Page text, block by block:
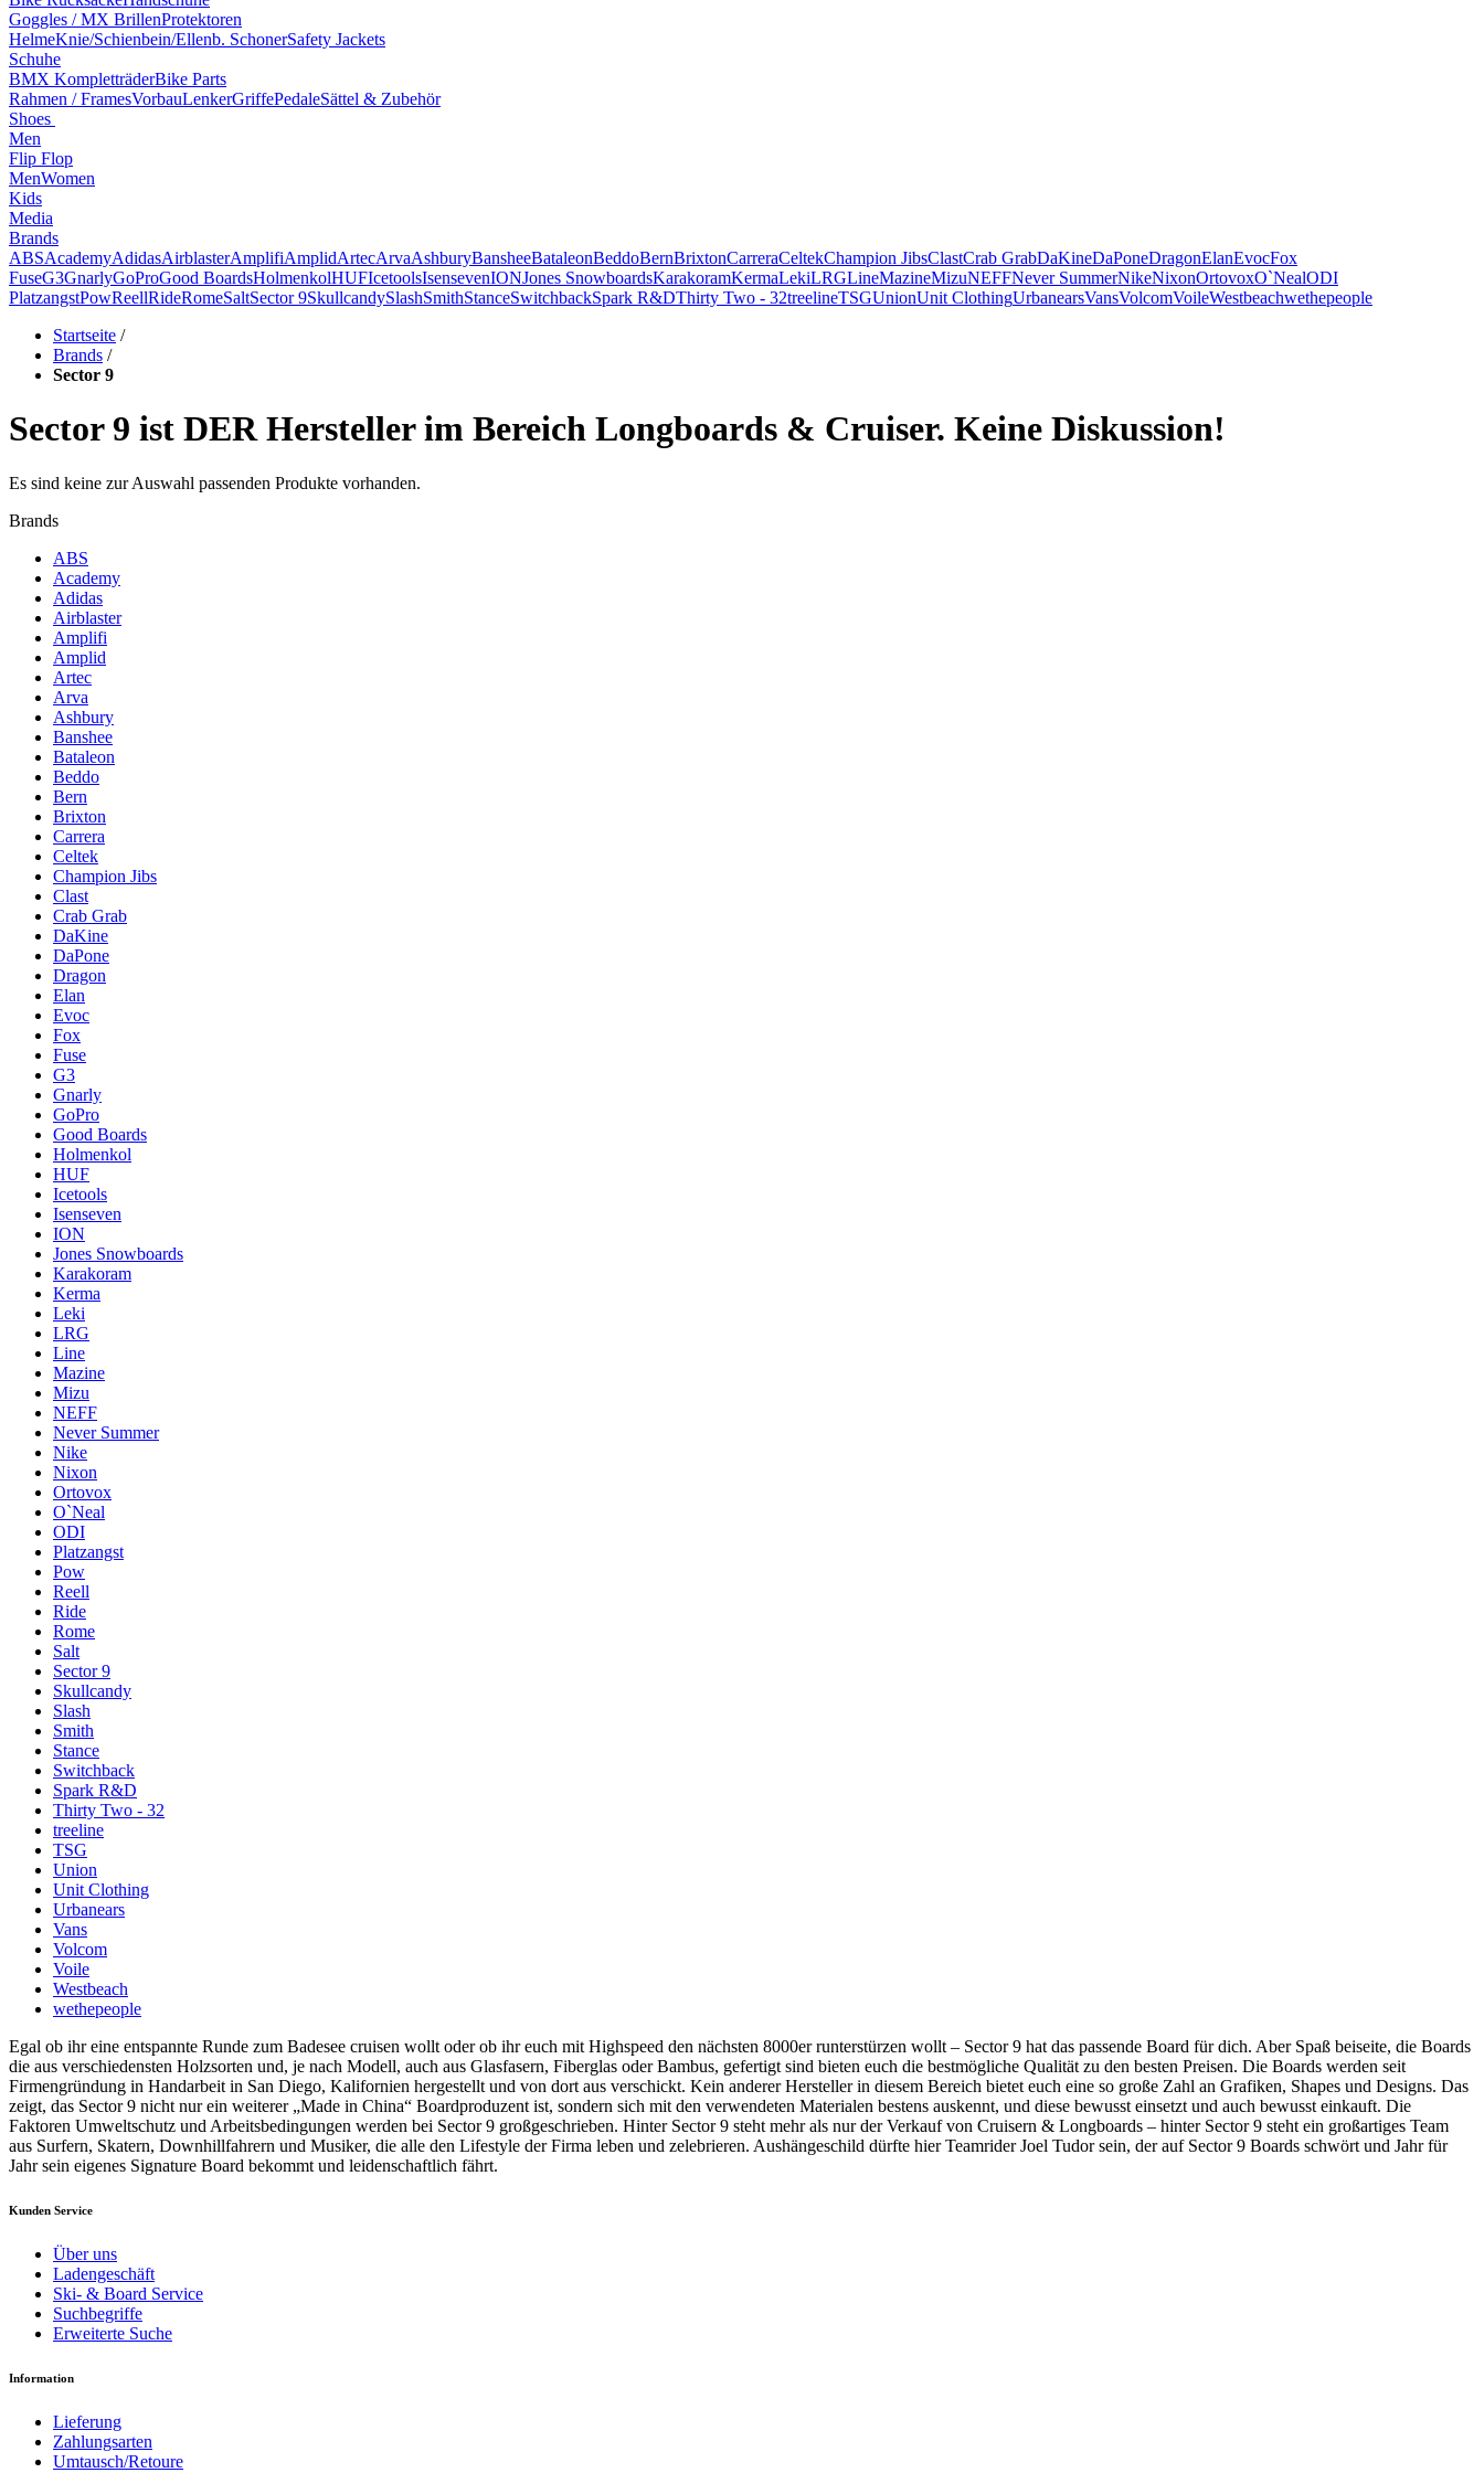
Goggles / MX BrillenProtektoren
HelmeKnie/Schienbein/Ellenb. SchonerSafety Jackets
Schuhe
BMX KompletträderBike Parts
Rahmen / FramesVorbauLenkerGriffePedaleSättel & Zubehör
Shoes
Men
Flip Flop
MenWomen
Kids
Media
Brands
ABSAcademyAdidasAirblasterAmplifiAmplidArtecArvaAshburyBansheeBataleonBeddoBernBrixtonCarreraCeltekChampion JibsClastCrab GrabDaKineDaPoneDragonElanEvocFox
FuseG3GnarlyGoProGood BoardsHolmenkolHUFIcetoolsIsensevenIONJones SnowboardsKarakoramKermaLekiLRGLineMazineMizuNEFFNever SummerNikeNixonOrtovoxO`NealODI
PlatzangstPowReellRideRomeSaltSector 9SkullcandySlashSmithStanceSwitchbackSpark R&DThirty Two - 32treelineTSGUnionUnit ClothingUrbanearsVansVolcomVoileWestbeachwethepeople
Startseite /
Brands /
Sector 9
Sector 9 ist DER Hersteller im Bereich Longboards & Cruiser. Keine Diskussion!
Es sind keine zur Auswahl passenden Produkte vorhanden.
Brands
ABS
Academy
Adidas
Airblaster
Amplifi
Amplid
Artec
Arva
Ashbury
Banshee
Bataleon
Beddo
Bern
Brixton
Carrera
Celtek
Champion Jibs
Clast
Crab Grab
DaKine
DaPone
Dragon
Elan
Evoc
Fox
Fuse
G3
Gnarly
GoPro
Good Boards
Holmenkol
HUF
Icetools
Isenseven
ION
Jones Snowboards
Karakoram
Kerma
Leki
LRG
Line
Mazine
Mizu
NEFF
Never Summer
Nike
Nixon
Ortovox
O`Neal
ODI
Platzangst
Pow
Reell
Ride
Rome
Salt
Sector 9
Skullcandy
Slash
Smith
Stance
Switchback
Spark R&D
Thirty Two - 32
treeline
TSG
Union
Unit Clothing
Urbanears
Vans
Volcom
Voile
Westbeach
wethepeople
Egal ob ihr eine entspannte Runde zum Badesee cruisen wollt oder ob ihr euch mit Highspeed den nächsten 8000er runterstürzen wollt – Sector 9 hat das passende Board für dich. Aber Spaß beiseite, die Boards
die aus verschiedensten Holzsorten und, je nach Modell, auch aus Glasfasern, Fiberglas oder Bambus, gefertigt sind bieten euch die bestmögliche Qualität zu den besten Preisen. Die Boards werden seit
Firmengründung in Handarbeit in San Diego, Kalifornien hergestellt und von dort aus verschickt. Kein anderer Hersteller in diesem Bereich bietet euch eine so große Zahl an Grafiken, Shapes und Designs. Das
zeigt, das Sector 9 nicht nur ein weiterer „Made in China“ Boardproduzent ist, sondern sich mit den verwendeten Materialen bestens auskennt, und diese bewusst einsetzt und auch bewusst einkauft. Die
Faktoren Umweltschutz und Arbeitsbedingungen werden bei Sector 9 großgeschrieben. Hinter Sector 9 steht mehr als nur der Verkauf von Cruisern & Longboards – hinter Sector 9 steht ein großartiges Team
aus Surfern, Skatern, Downhillfahrern und Musiker, die alle den Lifestyle der Firma leben und zelebrieren. Aushängeschild dürfte hier Teamrider Joel Tudor sein, der auf Sector 9 Boards schwört und Jahr für
Jahr sein eigenes Signature Board bekommt und leidenschaftlich fährt.
Kunden Service
Über uns
Ladengeschäft
Ski- & Board Service
Suchbegriffe
Erweiterte Suche
Information
Lieferung
Zahlungsarten
Umtausch/Retoure